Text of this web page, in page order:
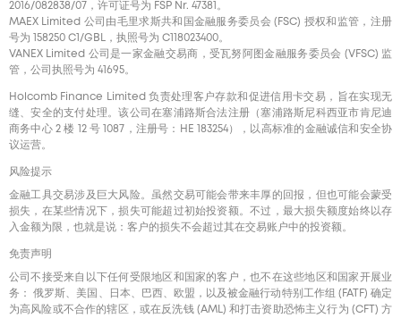
2016/082838/07，许可证号为 FSP Nr. 47381。
MAEX Limited 公司由毛里求斯共和国金融服务委员会 (FSC) 授权和监管，注册
号为 158250 C1/GBL，执照号为 С118023400。
VANEX Limited 公司是一家金融交易商，受瓦努阿图金融服务委员会 (VFSC) 监
管，公司执照号为 41695。
Holcomb Finance Limited 负责处理客户存款和促进信用卡交易，旨在实现无
缝、安全的支付处理。该公司在塞浦路斯合法注册（塞浦路斯尼科西亚市肯尼迪
商务中心 2 楼 12 号 1087，注册号：HE 183254），以高标准的金融诚信和安全协
议运营。
风险提示
金融工具交易涉及巨大风险。虽然交易可能会带来丰厚的回报，但也可能会蒙受
损失，在某些情况下，损失可能超过初始投资额。不过，最大损失额度始终以存
入金额为限，也就是说：客户的损失不会超过其在交易账户中的投资额。
免责声明
公司不接受来自以下任何受限地区和国家的客户，也不在这些地区和国家开展业
务： 俄罗斯、美国、日本、巴西、欧盟，以及被金融行动特别工作组 (FATF) 确定
为高风险或不合作的辖区，或在反洗钱 (AML) 和打击资助恐怖主义行为 (CFT) 方